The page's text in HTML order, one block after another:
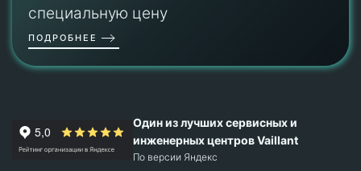
специальную цену
ПОДРОБНЕЕ
Один из лучших сервисных и
инженерных центров Vaillant
По версии Яндекс